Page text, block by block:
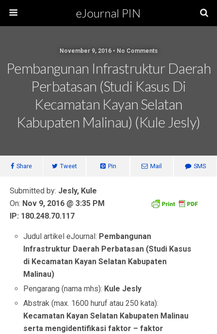
eJournal PIN
November 9, 2016 • No Comments
Pembangunan Infrastruktur Daerah
Perbatasan (Studi Kasus Di
Kecamatan Kayan Selatan
Kabupaten Malinau) (Kule Jesly)
Share Tweet Pin Mail SMS
Submitted by: Jesly, Kule
On: Nov 9, 2016 @ 3:35 PM
IP: 180.248.70.117
Judul artikel eJournal: Pembangunan
Infrastruktur Daerah Perbatasan (Studi Kasus
di Kecamatan Kayan Selatan Kabupaten
Malinau)
Pengarang (nama mhs): Kule Jesly
Abstrak (max. 1600 huruf atau 250 kata):
Kecamatan Kayan Selatan Kabupaten Malinau
serta mengidentifikasi faktor – faktor